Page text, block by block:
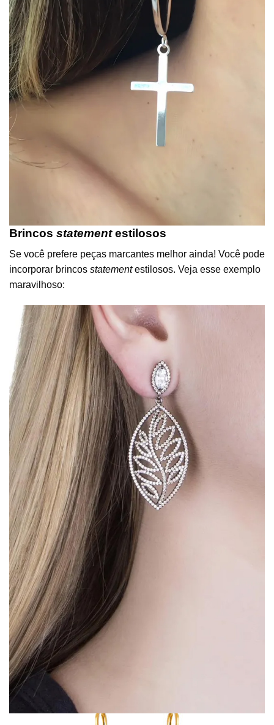
Brincos statementestilosos
Se você prefere peças marcantes melhor ainda! Você pode
incorporar brincos statementestilosos. Veja esse exemplo
maravilhoso: